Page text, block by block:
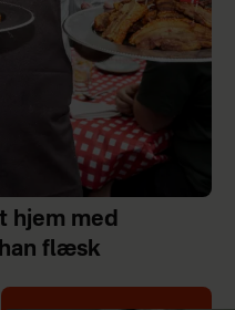
hjem med
flæsk